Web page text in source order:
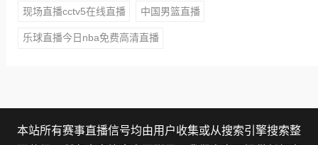
现场直播cctv5在线直播 中国男篮直播
乐球直播今日nba免费高清直播
本站所有赛事直播信号均由用户收集或从搜索引擎搜索整